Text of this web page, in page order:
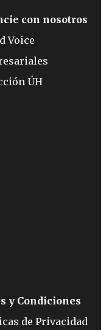
con nosotros
Voice
ÚH
y Condiciones
de Privacidad